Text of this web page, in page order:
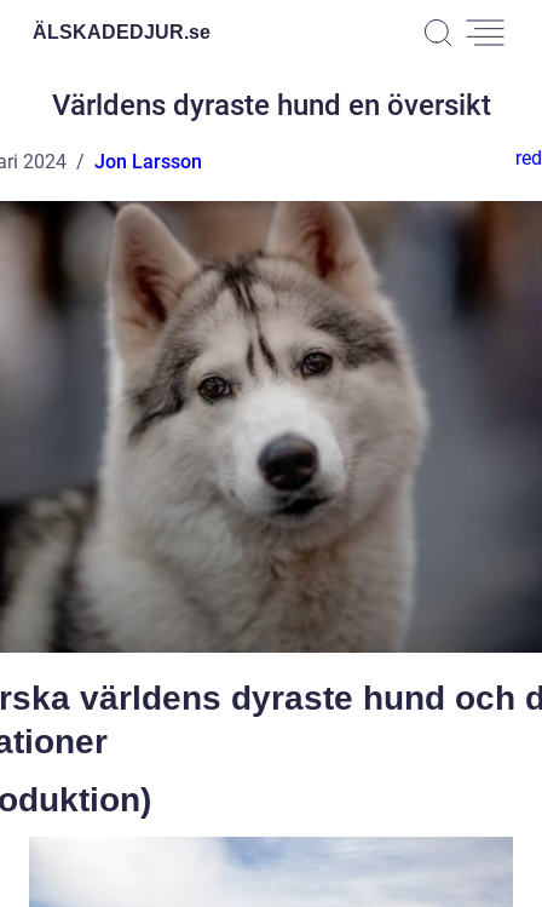
ÄLSKADEDJUR.se
Världens dyraste hund en översikt
2024 Jon Larsson
världens dyraste hund och